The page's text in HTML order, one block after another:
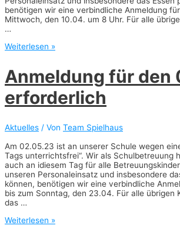
benötigen wir eine verbindliche Anmeldung
Mittwoch, den 10.04. um 8 Uhr. Für alle
…
Anmeldung
15.04.24
erforderlich
Weiterlesen »
Anmeldung für den
erforderlich
Aktuelles / Von Team Spielhaus
Am 02.05.23 ist an unserer Schule wegen
Tags unterrichtsfrei“. Wir als Schulbetreuung
auch an idiesem Tag für alle
unseren Personaleinsatz und insbesondere
können, benötigen wir eine verbindliche
bis zum Sonntag, den 23.04. Für alle übrigen
das …
Anmeldung
Weiterlesen »